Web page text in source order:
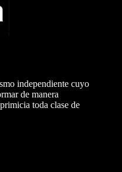
independiente cuyo
de manera
toda clase de